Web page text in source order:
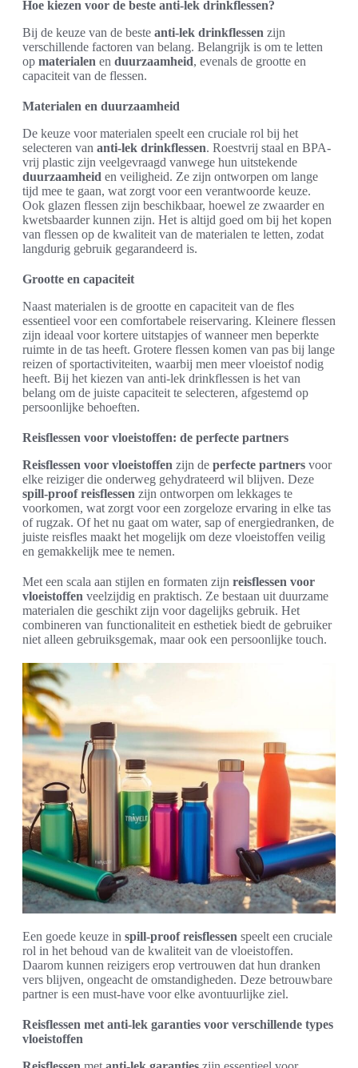
Hoe kiezen voor de beste anti-lek drinkflessen?
Bij de keuze van de beste anti-lek drinkflessen zijn
verschillende factoren van belang. Belangrijk is om te letten
op materialen en duurzaamheid, evenals de grootte en
capaciteit van de flessen.
Materialen en duurzaamheid
De keuze voor materialen speelt een cruciale rol bij het
selecteren van anti-lek drinkflessen. Roestvrij staal en BPA-
vrij plastic zijn veelgevraagd vanwege hun uitstekende
duurzaamheid en veiligheid. Ze zijn ontworpen om lange
tijd mee te gaan, wat zorgt voor een verantwoorde keuze.
Ook glazen flessen zijn beschikbaar, hoewel ze zwaarder en
kwetsbaarder kunnen zijn. Het is altijd goed om bij het kopen
van flessen op de kwaliteit van de materialen te letten, zodat
langdurig gebruik gegarandeerd is.
Grootte en capaciteit
Naast materialen is de grootte en capaciteit van de fles
essentieel voor een comfortabele reiservaring. Kleinere flessen
zijn ideaal voor kortere uitstapjes of wanneer men beperkte
ruimte in de tas heeft. Grotere flessen komen van pas bij lange
reizen of sportactiviteiten, waarbij men meer vloeistof nodig
heeft. Bij het kiezen van anti-lek drinkflessen is het van
belang om de juiste capaciteit te selecteren, afgestemd op
persoonlijke behoeften.
Reisflessen voor vloeistoffen: de perfecte partners
Reisflessen voor vloeistoffen zijn de perfecte partners voor
elke reiziger die onderweg gehydrateerd wil blijven. Deze
spill-proof reisflessen zijn ontworpen om lekkages te
voorkomen, wat zorgt voor een zorgeloze ervaring in elke tas
of rugzak. Of het nu gaat om water, sap of energiedranken, de
juiste reisfles maakt het mogelijk om deze vloeistoffen veilig
en gemakkelijk mee te nemen.
Met een scala aan stijlen en formaten zijn reisflessen voor
vloeistoffen veelzijdig en praktisch. Ze bestaan uit duurzame
materialen die geschikt zijn voor dagelijks gebruik. Het
combineren van functionaliteit en esthetiek biedt de gebruiker
niet alleen gebruiksgemak, maar ook een persoonlijke touch.
Een goede keuze in spill-proof reisflessen speelt een cruciale
rol in het behoud van de kwaliteit van de vloeistoffen.
Daarom kunnen reizigers erop vertrouwen dat hun dranken
vers blijven, ongeacht de omstandigheden. Deze betrouwbare
partner is een must-have voor elke avontuurlijke ziel.
Reisflessen met anti-lek garanties voor verschillende types
vloeistoffen